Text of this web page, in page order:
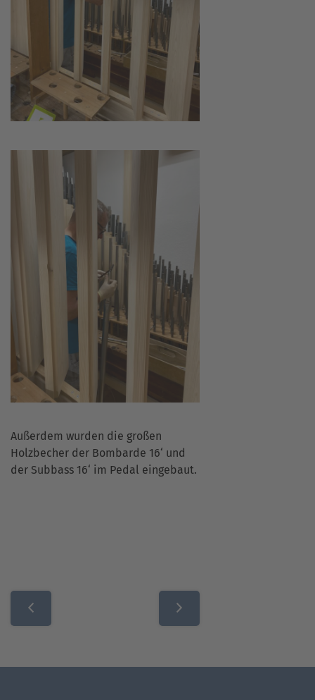
Außerdem wurden die großen
Holzbecher der Bombarde 16‘ und
der Subbass 16‘ im Pedal eingebaut.
Beitragsnavigation